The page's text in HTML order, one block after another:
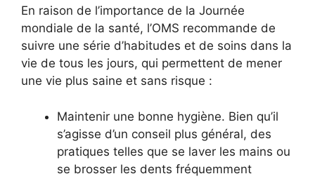
En raison de l’importance de la Journée
mondiale de la santé, l’OMS recommande de
suivre une série d’habitudes et de soins dans la
vie de tous les jours, qui permettent de mener
une vie plus saine et sans risque :
Maintenir une bonne hygiène. Bien qu’il
s’agisse d’un conseil plus général, des
pratiques telles que se laver les mains ou
se brosser les dents fréquemment